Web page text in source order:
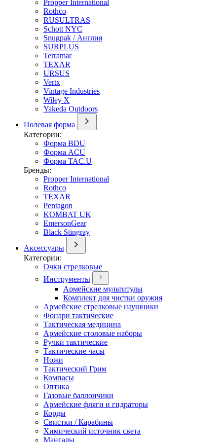
Propper International
Rothco
RUSULTRAS
Schott NYC
Snugpak / Англия
SURPLUS
Terramar
TEXAR
URSUS
Vertx
Vintage Industries
Wiley X
Yakeda Outdoors
Полевая форма
Категории:
Форма BDU
Форма ACU
Форма TAC.U
Бренды:
Propper International
Rothco
TEXAR
Pentagon
KOMBAT UK
EmersonGear
Black Stingray
Аксессуары
Категории:
Очки стрелковые
Инструменты
Армейские мультитулы
Комплект для чистки оружия
Армейские стрелковые наушники
Фонари тактические
Тактическая медицина
Армейские столовые наборы
Ручки тактические
Тактические часы
Ножи
Тактический Грим
Компасы
Оптика
Газовые баллончики
Армейские фляги и гидраторы
Корды
Свистки / Карабины
Химический источник света
Мангалы